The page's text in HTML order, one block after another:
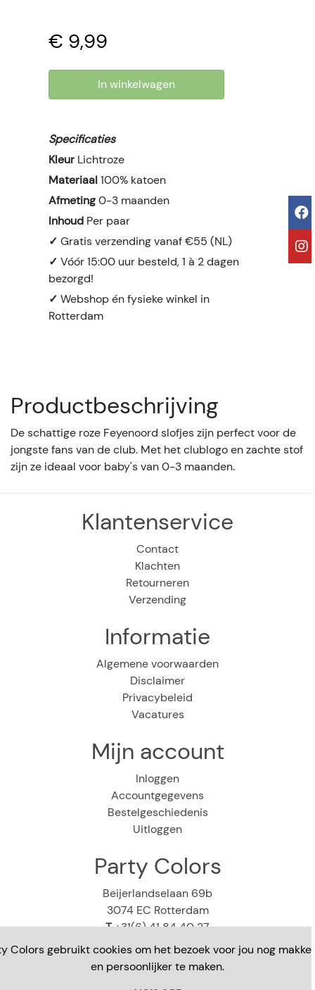
Colors gebruikt cookies om het bezoek voor jou nog
en persoonlijker te maken.
€ 9,99
In winkelwagen
Specificaties
Kleur Lichtroze
Materiaal100% katoen
Afmeting0-3 maanden
Inhoud Per paar
✓Gratis verzending vanaf €55 (NL)
✓Vóór 15:00 uur besteld, 1 à 2 dagen
bezorgd!
✓Webshop én fysieke winkel in
Rotterdam
Productbeschrijving
De schattige roze Feyenoord slofjes zijn perfect voor de
jongste fans van de club. Met het clublogo en zachte stof
zijn ze ideaal voor baby's van 0-3 maanden.
Klantenservice
Contact
Klachten
Retourneren
Verzending
Informatie
Algemene voorwaarden
Disclaimer
Privacybeleid
Vacatures
Mijn account
Inloggen
Accountgegevens
Bestelgeschiedenis
Uitloggen
Party Colors
Beijerlandselaan 69b
3074 EC Rotterdam
T+31(6) 41 84 40 27
webshop@partycolors.nl